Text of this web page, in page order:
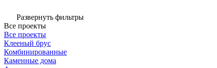
Развернуть фильтры
Все проекты
Все проекты
Клееный брус
Комбинированные
Каменные дома